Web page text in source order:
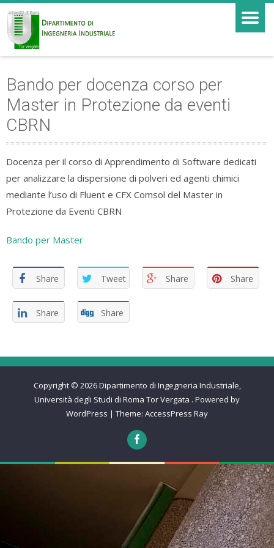
Bando per docenza corso per
Master in Protezione da eventi
CBRN
Docenza per il corso di Apprendimento di Software dedicati
per analizzare la dispersione di polveri ed agenti chimici
mediante l’uso di Fluent e CFX Comsol del Master in
Protezione da Eventi CBRN
Bando per Master
Share Tweet Share Share
Share Share
Copyright © 2026Dipartimento di Ingegneria Industriale,
Università degli Studi di Roma Tor Vergata . Powered by
WordPress | Theme: AccessPress Ray